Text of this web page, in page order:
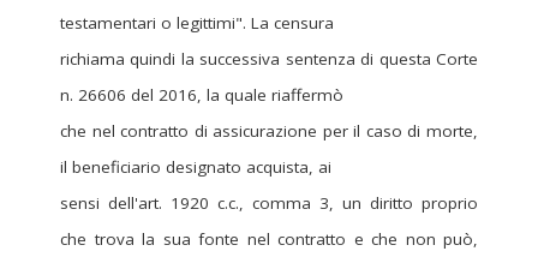
testamentari o legittimi". La censura
richiama quindi la successiva sentenza di questa Corte
n. 26606 del 2016, la quale riaffermò
che nel contratto di assicurazione per il caso di morte,
il beneficiario designato acquista, ai
sensi dell'art. 1920 c.c., comma 3, un diritto proprio
che trova la sua fonte nel contratto e che non può,